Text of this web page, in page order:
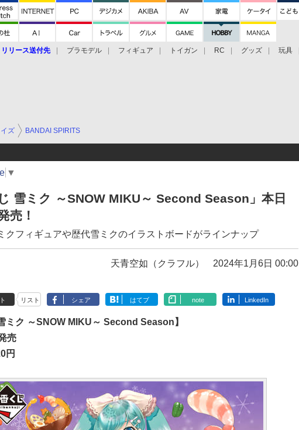
リリース送付先 プラモデル フィギュア トイガン RC グッズ 玩具
ズ BANDAI SPIRITS
▼
雪ミク ～SNOW MIKU～ Second Season」本日
売！
クフィギュアや歴代雪ミクのイラストボードがラインナップ
天青空如（クラフル） 2024年1月6日 00:00
リスト シェア はてブ note LinkedIn
ミク ～SNOW MIKU～ Second Season】
売
円